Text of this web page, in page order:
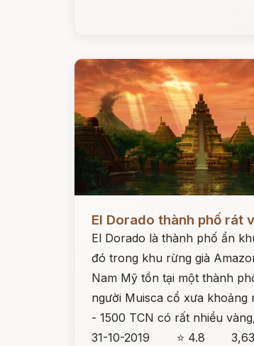
El Dorado thành phố rát
El Dorado là thành phố ẩn
đó trong khu rừng già
Nam Mỹ tồn tại một thành
người Muisca cổ xưa khoảng
- 1500 TCN có rất nhiều
31-10-2019
⭐ 4.8